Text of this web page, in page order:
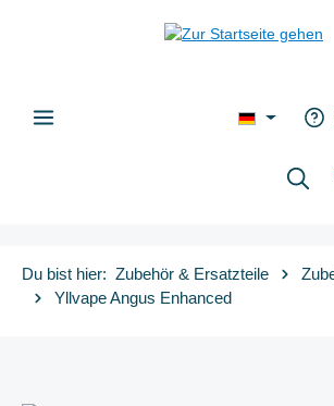
Du bist hier: Zubehör & Ersatzteile
Yllvape Angus Enhanced